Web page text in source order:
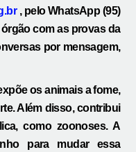
, pelo WhatsApp (95)
com as provas da
por mensagem,
os animais a fome,
Além disso, contribui
como zoonoses. A
para mudar essa